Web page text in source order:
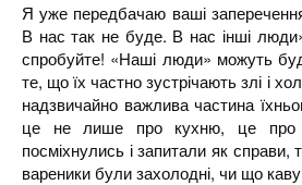
Я уже передбачаю ваші
В нас так не буде. В нас інші
спробуйте! «Наші люди» можуть
те, що їх частно зустрічають злі і
надзвичайно важлива частина
це не лише про кухню, це про
посміхнулись і запитали як
вареники були захолодні, чи що